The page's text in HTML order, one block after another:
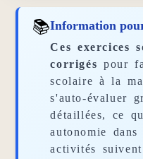
📚Information
Ces exercices
corrigés pour
scolaire à la
s'auto-évaluer
détaillées, ce
autonomie
activités